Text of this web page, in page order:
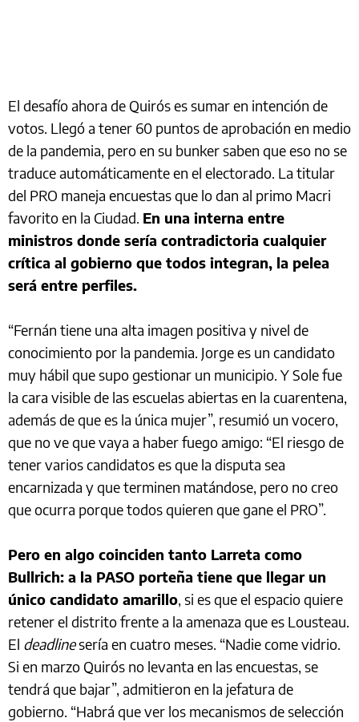
El desafío ahora de Quirós es sumar en intención de
votos. Llegó a tener 60 puntos de aprobación en medio
de la pandemia, pero en su bunker saben que eso no se
traduce automáticamente en el electorado. La titular
del PRO maneja encuestas que lo dan al primo Macri
favorito en la Ciudad. En una interna entre
ministros donde sería contradictoria cualquier
crítica al gobierno que todos integran, la pelea
será entre perfiles.
“Fernán tiene una alta imagen positiva y nivel de
conocimiento por la pandemia. Jorge es un candidato
muy hábil que supo gestionar un municipio. Y Sole fue
la cara visible de las escuelas abiertas en la cuarentena,
además de que es la única mujer”, resumió un vocero,
que no ve que vaya a haber fuego amigo: “El riesgo de
tener varios candidatos es que la disputa sea
encarnizada y que terminen matándose, pero no creo
que ocurra porque todos quieren que gane el PRO”.
Pero en algo coinciden tanto Larreta como
Bullrich: a la PASO porteña tiene que llegar un
único candidato amarillo, si es que el espacio quiere
retener el distrito frente a la amenaza que es Lousteau.
El deadlinesería en cuatro meses. “Nadie come vidrio.
Si en marzo Quirós no levanta en las encuestas, se
tendrá que bajar”, admitieron en la jefatura de
gobierno. “Habrá que ver los mecanismos de selección